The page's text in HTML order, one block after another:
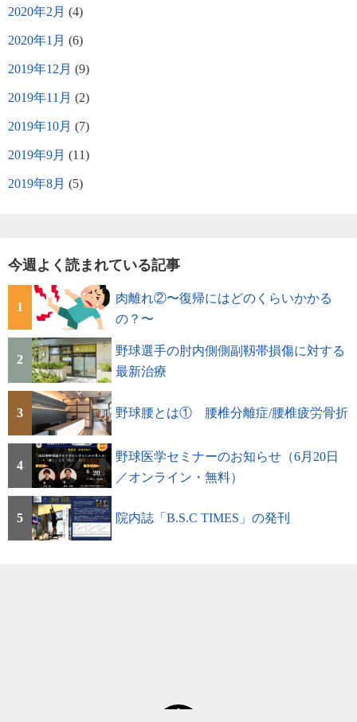
2020年2月 (4)
2020年1月 (6)
2019年12月 (9)
2019年11月 (2)
2019年10月 (7)
2019年9月 (11)
2019年8月 (5)
今週よく読まれている記事
1
肉離れ②〜復帰にはどのくらいかかる
の？〜
2
野球選手の肘内側側副靱帯損傷に対する
最新治療
3 野球腰とは① 腰椎分離症/腰椎疲労骨折
4
野球医学セミナーのお知らせ（6月20日
／オンライン・無料）
5 院内誌「B.S.C TIMES」の発刊